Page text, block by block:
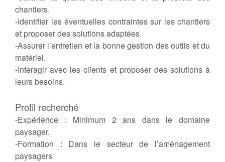
chantiers.
-Identifier les éventuelles contraintes sur les chantiers
et proposer des solutions adaptées.
-Assurer l’entretien et la bonne gestion des outils et du
matériel.
-Interagir avec les clients et proposer des solutions à
leurs besoins.
Profil recherché
-Expérience : Minimum 2 ans dans le domaine
paysager.
-Formation : Dans le secteur de l’aménagement
paysagers